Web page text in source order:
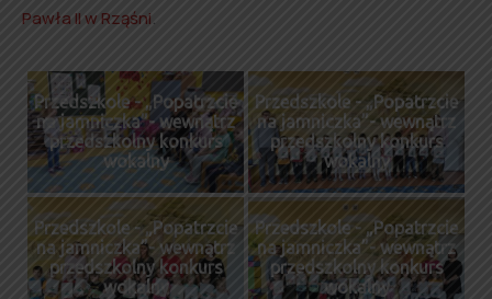
Pawła II w Rząśni.
Przedszkole - „Popatrzcie
na jamniczka”- wewnątrz
przedszkolny konkurs
wokalny
Przedszkole - „Popatrzcie
na jamniczka”- wewnątrz
przedszkolny konkurs
wokalny
Przedszkole - „Popatrzcie
na jamniczka”- wewnątrz
przedszkolny konkurs
wokalny
Przedszkole - „Popatrzcie
na jamniczka”- wewnątrz
przedszkolny konkurs
wokalny